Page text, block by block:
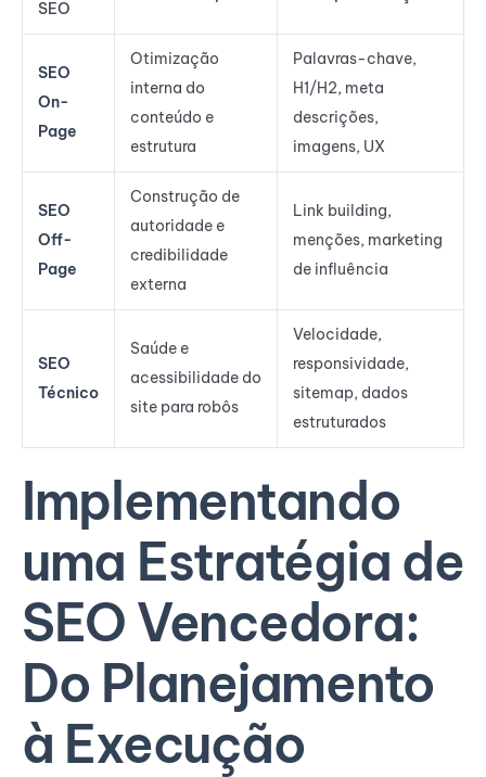
SEO
SEO
On-
Page
Otimização
interna do
conteúdo e
estrutura
Palavras-chave,
H1/H2, meta
descrições,
imagens, UX
SEO
Off-
Page
Construção de
autoridade e
credibilidade
externa
Link building,
menções, marketing
de influência
SEO
Técnico
Saúde e
acessibilidade do
site para robôs
Velocidade,
responsividade,
sitemap, dados
estruturados
Implementando
uma Estratégia de
SEO Vencedora:
Do Planejamento
à Execução